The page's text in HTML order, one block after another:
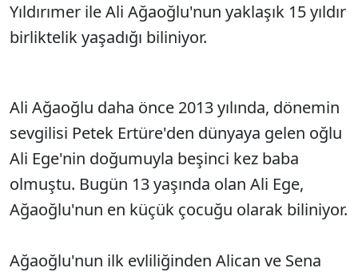
Yıldırımer ile Ali Ağaoğlu'nun yaklaşık 15 yıldır
birliktelik yaşadığı biliniyor.
Ali Ağaoğlu daha önce 2013 yılında, dönemin
sevgilisi Petek Ertüre'den dünyaya gelen oğlu
Ali Ege'nin doğumuyla beşinci kez baba
olmuştu. Bugün 13 yaşında olan Ali Ege,
Ağaoğlu'nun en küçük çocuğu olarak biliniyor.
Ağaoğlu'nun ilk evliliğinden Alican ve Sena